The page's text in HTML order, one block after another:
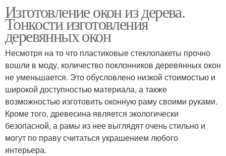
Изготовление окон из дерева.
Тонкости изготовления
деревянных окон
Несмотря на то что пластиковые стеклопакеты прочно
вошли в моду, количество поклонников деревянных окон
не уменьшается. Это обусловлено низкой стоимостью и
широкой доступностью материала, а также
возможностью изготовить оконную раму своими руками.
Кроме того, древесина является экологически
безопасной, а рамы из нее выглядят очень стильно и
могут по праву считаться украшением любого
интерьера.